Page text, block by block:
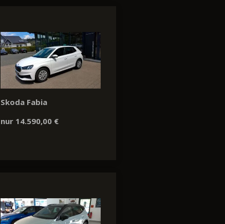
Skoda Fabia
nur 14.590,00 €